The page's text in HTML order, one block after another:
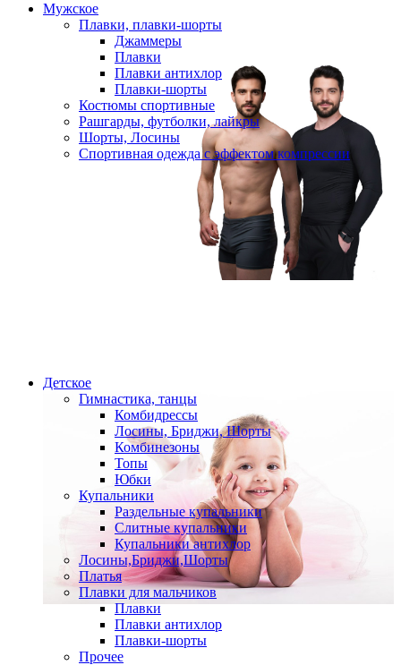
Мужское
Плавки, плавки-шорты
Джаммеры
Плавки
Плавки антихлор
Плавки-шорты
Костюмы спортивные
Рашгарды, футболки, лайкры
Шорты, Лосины
Спортивная одежда с эффектом компрессии
Детское
Гимнастика, танцы
Комбидрессы
Лосины, Бриджи, Шорты
Комбинезоны
Топы
Юбки
Купальники
Раздельные купальники
Слитные купальники
Купальники антихлор
Лосины,Бриджи,Шорты
Платья
Плавки для мальчиков
Плавки
Плавки антихлор
Плавки-шорты
Прочее